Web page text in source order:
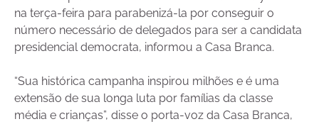
na terça-feira para parabenizá-la por conseguir o
número necessário de delegados para ser a candidata
presidencial democrata, informou a Casa Branca.
“Sua histórica campanha inspirou milhões e é uma
extensão de sua longa luta por famílias da classe
média e crianças”, disse o porta-voz da Casa Branca,